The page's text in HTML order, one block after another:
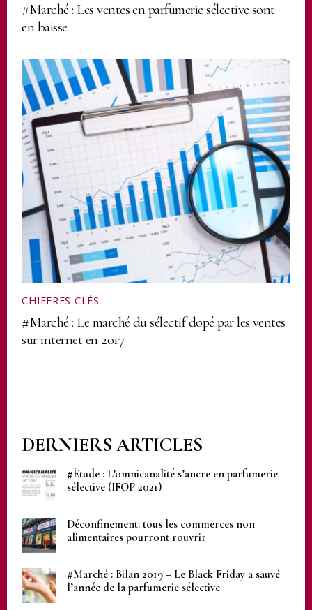
#Marché : Les ventes en parfumerie sélective sont
en baisse
CHIFFRES CLÉS
#Marché : Le marché du sélectif dopé par les ventes
sur internet en 2017
DERNIERS ARTICLES
#Étude : L’omnicanalité s’ancre en parfumerie
sélective (IFOP 2021)
Déconfinement: tous les commerces non
alimentaires pourront rouvrir
#Marché : Bilan 2019 – Le Black Friday a sauvé
l’année de la parfumerie sélective